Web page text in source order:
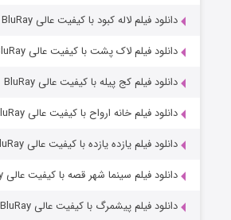
دانلود فیلم لاله کبود با کیفیت عالی BluRay
دانلود فیلم لاک پشت با کیفیت عالی BluRay
دانلود فیلم کج‌ پیله با کیفیت عالی BluRay
دانلود فیلم خانه ارواح با کیفیت عالی BluRay
دانلود فیلم یازده یازده با کیفیت عالی BluRay
دانلود فیلم سینما شهر قصه با کیفیت عالی BluRay
دانلود فیلم پیشمرگ با کیفیت عالی BluRay